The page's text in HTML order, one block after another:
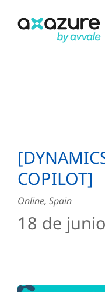
COPILOT]
Online, Spain
18 de